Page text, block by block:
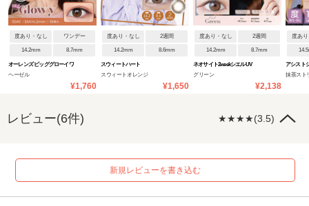
度あり・なし ワンデー
14.2mm 8.7mm
オーレンズ ビッググローイワ
ヘーゼル
¥1,760
度あり・なし 2週間
14.2mm 8.6mm
スウィートハート
スウィートオレンジ
¥1,650
度あり・なし 2週間
14.2mm 8.7mm
ネオサイト2weekシエルUV
グリーン
¥2,138
度あ
アシスト
抹茶スト
レビュー(6件) ★★★★(3.5)
新規レビューを書き込む